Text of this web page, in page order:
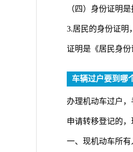
（四）身份证明是
3.居民的身份证明
证明是《居民身份
车辆过户要到哪
办理机动车过户
申请转移登记的
一、现机动车所有